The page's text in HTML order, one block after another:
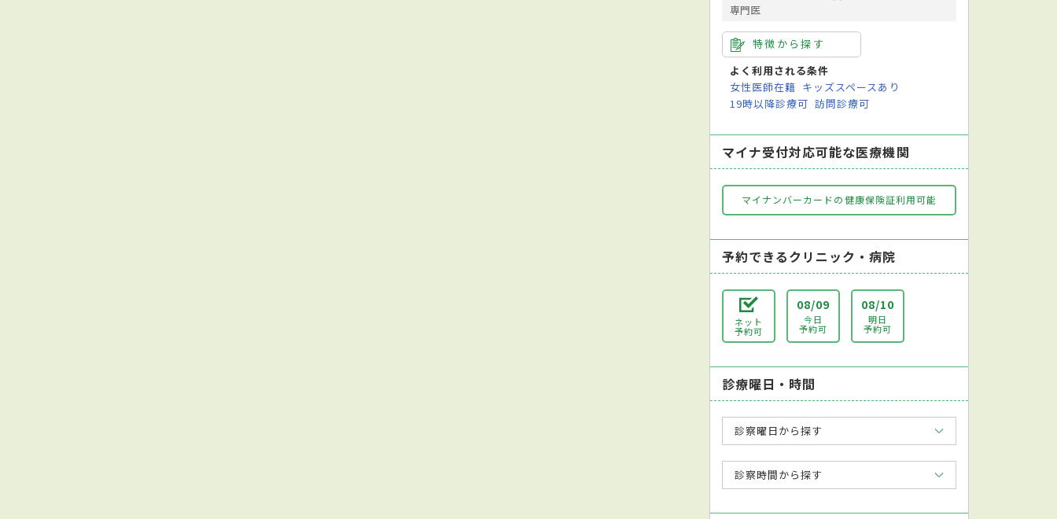
専門医
特徴から探す
よく利用される条件
女性医師在籍 キッズスペースあり
19時以降診療可 訪問診療可
マイナ受付対応可能な医療機関
マイナンバーカードの健康保険証利用可能
予約できるクリニック・病院
ネット
予約可
08/09
今日
予約可
08/10
明日
予約可
診療曜日・時間
診察曜日から探す
診察時間から探す